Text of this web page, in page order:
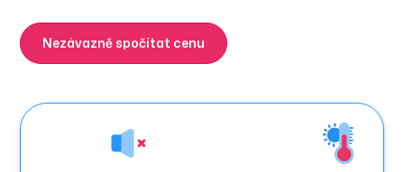
Nezávazně spočítat cenu